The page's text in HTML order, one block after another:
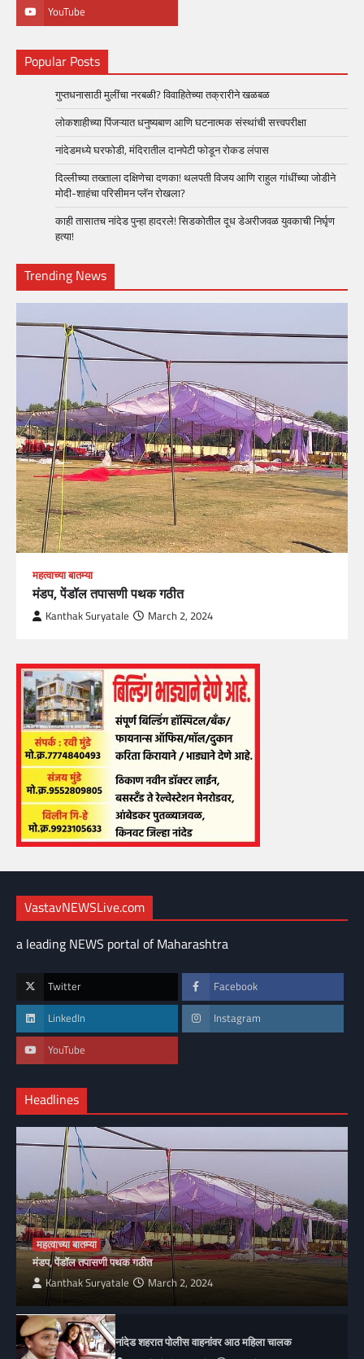
YouTube
Popular Posts
गुप्तधनासाठी मुलींचा नरबळी? विवाहितेच्या तक्रारीने खळबळ
लोकशाहीच्या पिंजऱ्यात धनुष्यबाण आणि घटनात्मक संस्थांची सत्त्वपरीक्षा
नांदेडमध्ये घरफोडी, मंदिरातील दानपेटी फोडून रोकड लंपास
दिल्लीच्या तख्ताला दक्षिणेचा दणका! थलपती विजय आणि राहुल गांधींच्या जोडीने
मोदी-शाहंचा परिसीमन प्लॅन रोखला?
काही तासातच नांदेड पुन्हा हादरले! सिडकोतील दूध डेअरीजवळ युवकाची निर्घृण
हत्या!
Trending News
महत्वाच्या बातम्या
मंडप, पेंडॉल तपासणी पथक गठीत
Kanthak Suryatale March 2, 2024
VastavNEWSLive.com
a leading NEWS portal of Maharashtra
Twitter Facebook
LinkedIn Instagram
YouTube
Headlines
महत्वाच्या बातम्या
मंडप, पेंडॉल तपासणी पथक गठीत
Kanthak Suryatale March 2, 2024
नांदेड शहरात पोलीस वाहनांवर आठ महिला चालक